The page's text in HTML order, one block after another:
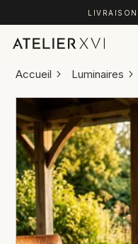
Accueil Luminaires